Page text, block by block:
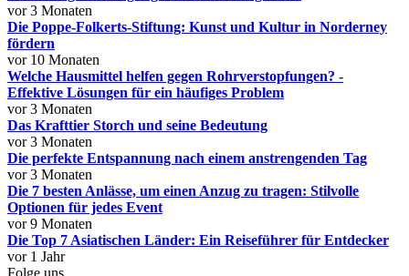
vor 3 Monaten
Die Poppe-Folkerts-Stiftung: Kunst und Kultur in Norderney
fördern
vor 10 Monaten
Welche Hausmittel helfen gegen Rohrverstopfungen? -
Effektive Lösungen für ein häufiges Problem
vor 3 Monaten
Das Krafttier Storch und seine Bedeutung
vor 3 Monaten
Die perfekte Entspannung nach einem anstrengenden Tag
vor 3 Monaten
Die 7 besten Anlässe, um einen Anzug zu tragen: Stilvolle
Optionen für jedes Event
vor 9 Monaten
Die Top 7 Asiatischen Länder: Ein Reiseführer für Entdecker
vor 1 Jahr
Folge uns